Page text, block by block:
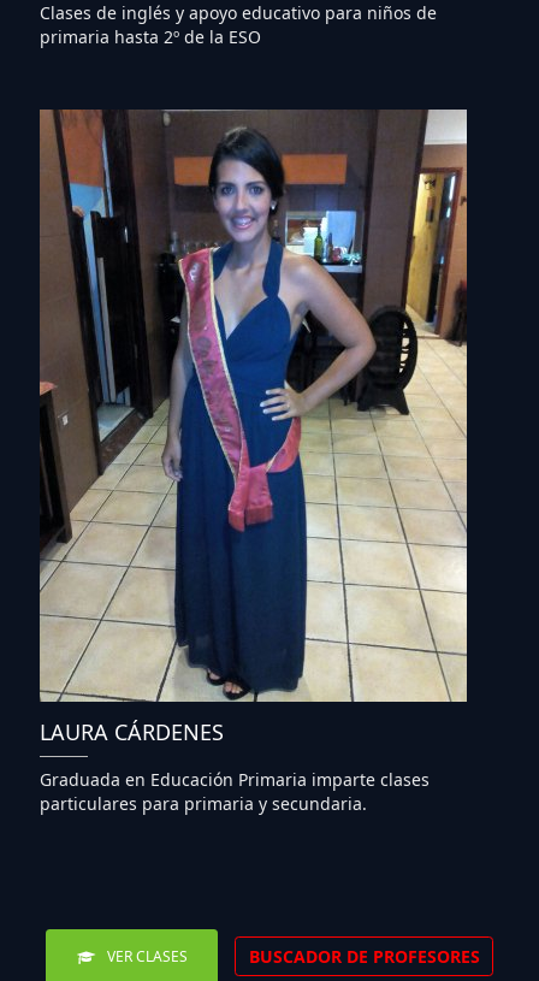
Clases de inglés y apoyo educativo para niños de
primaria hasta 2º de la ESO
LAURA CÁRDENES
Graduada en Educación Primaria imparte clases
particulares para primaria y secundaria.
VER CLASES BUSCADOR DE PROFESORES